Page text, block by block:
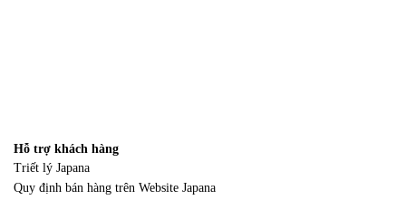
Hỗ trợ khách hàng
Triết lý Japana
Quy định bán hàng trên Website Japana